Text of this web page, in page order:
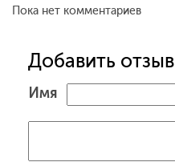
Пока нет комментариев
Добавить отзыв
Имя